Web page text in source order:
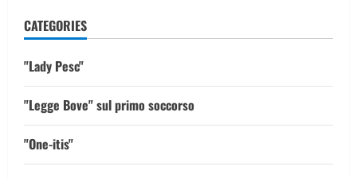
CATEGORIES
"Lady Pesc"
"Legge Bove" sul primo soccorso
"One-itis"